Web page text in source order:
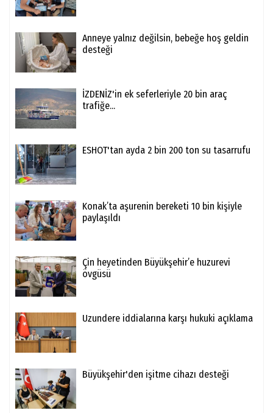
Anneye yalnız değilsin, bebeğe hoş geldin
desteği
İZDENİZ'in ek seferleriyle 20 bin araç
trafiğe...
ESHOT'tan ayda 2 bin 200 ton su tasarrufu
Konak’ta aşurenin bereketi 10 bin kişiyle
paylaşıldı
Çin heyetinden Büyükşehir’e huzurevi
övgüsü
Uzundere iddialarına karşı hukuki açıklama
Büyükşehir'den işitme cihazı desteği